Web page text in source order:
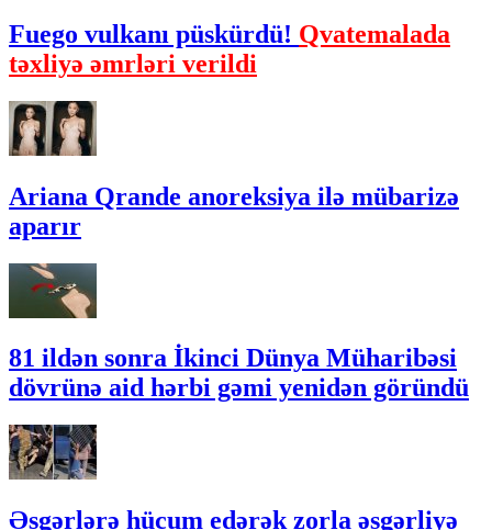
Fuego vulkanı püskürdü! Qvatemalada
təxliyə əmrləri verildi
Ariana Qrande anoreksiya ilə mübarizə
aparır
81 ildən sonra İkinci Dünya Müharibəsi
dövrünə aid hərbi gəmi yenidən göründü
Əsgərlərə hücum edərək zorla əsgərliyə